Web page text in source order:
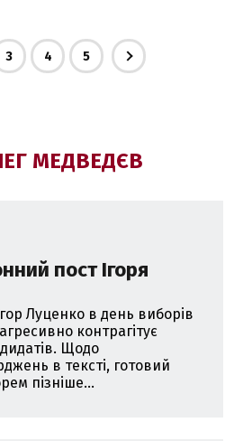
3 4 5
МЕДВЕДЄВ
пост Ігоря
Луценко в день виборів
контрагітує
Щодо
в тексті, готовий
пізніше...